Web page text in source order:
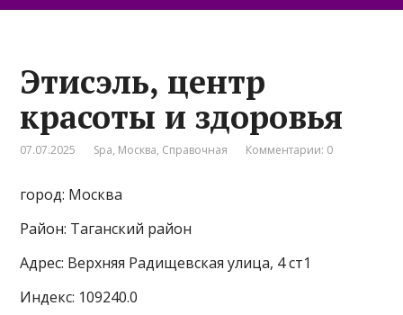
Этисэль, центр
красоты и здоровья
07.07.2025 Spa, Москва, Справочная Комментарии: 0
город: Москва
Район: Таганский район
Адрес: Верхняя Радищевская улица, 4 ст1
Индекс: 109240.0